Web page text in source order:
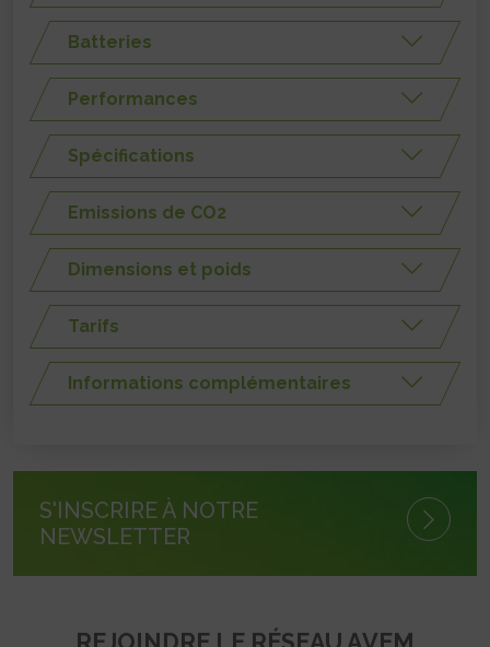
Batteries
Performances
Spécifications
Emissions de CO2
Dimensions et poids
Tarifs
Informations complémentaires
S'INSCRIRE À NOTRE
NEWSLETTER